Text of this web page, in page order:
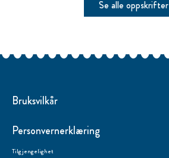
Se alle oppskrifter
Bruksvilkår
Personvernerklæring
Tilgjengelighet